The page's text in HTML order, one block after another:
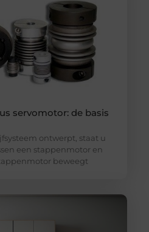
servomotor: de basis
ontwerpt, staat u
een stappenmotor en
beweegt